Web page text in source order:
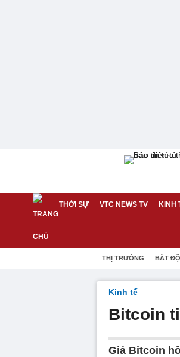
THỜI SỰ VTC NEWS TV KINH
THỊ TRƯỜNG BẤT
Kinh tế
Bitcoin
Giá Bitcoin